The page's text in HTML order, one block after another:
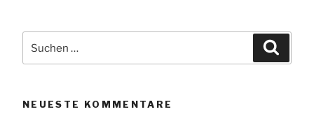
nach:
NEUESTE KOMMENTARE